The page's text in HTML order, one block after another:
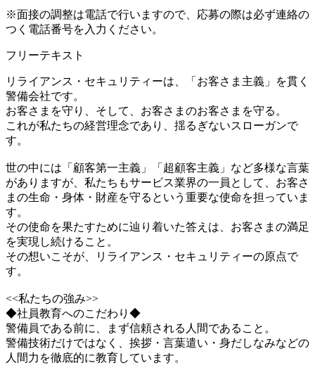
※面接の調整は電話で行いますので、応募の際は必ず連絡の
つく電話番号を入力ください。
フリーテキスト
リライアンス・セキュリティーは、「お客さま主義」を貫く
警備会社です。
お客さまを守り、そして、お客さまのお客さまを守る。
これが私たちの経営理念であり、揺るぎないスローガンで
す。
世の中には「顧客第一主義」「超顧客主義」など多様な言葉
がありますが、私たちもサービス業界の一員として、お客さ
まの生命・身体・財産を守るという重要な使命を担っていま
す。
その使命を果たすために辿り着いた答えは、お客さまの満足
を実現し続けること。
その想いこそが、リライアンス・セキュリティーの原点で
す。
<<私たちの強み>>
◆社員教育へのこだわり◆
警備員である前に、まず信頼される人間であること。
警備技術だけではなく、挨拶・言葉遣い・身だしなみなどの
人間力を徹底的に教育しています。